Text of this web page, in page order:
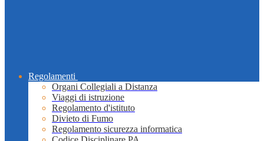
Regolamenti
Organi Collegiali a Distanza
Viaggi di istruzione
Regolamento d'istituto
Divieto di Fumo
Regolamento sicurezza informatica